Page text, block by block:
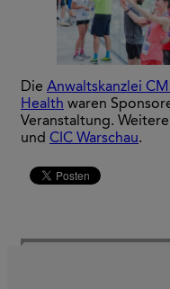
Die Anwaltskanzlei
Health waren
Veranstaltung.
und CIC Warschau.